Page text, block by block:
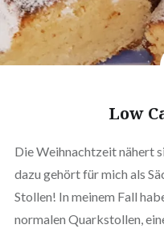
Low
Die Weihnachtzeit nähert
dazu gehört für mich als
Stollen! In meinem Fall
normalen Quarkstollen,